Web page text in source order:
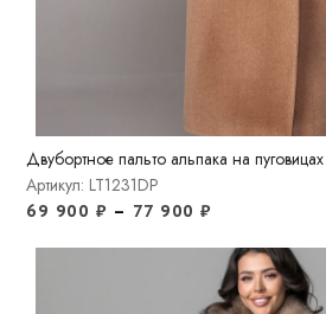
Двубортное пальто альпака на
Артикул: LT1231DP
69 900 ₽ – 77 900₽